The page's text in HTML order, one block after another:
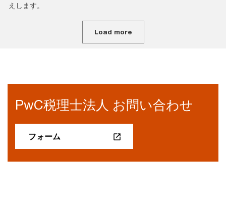
えします。
Load more
PwC税理士法人 お問い合わせ
フォーム